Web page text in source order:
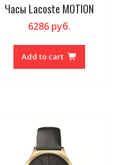
Часы Lacoste MOTION
6286руб.
Add to cart